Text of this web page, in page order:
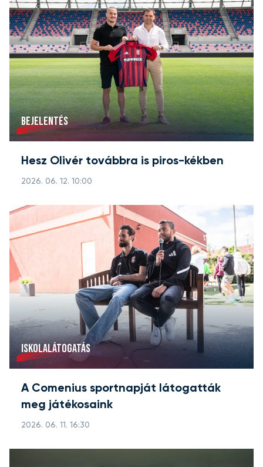
BEJELENTÉS
Hesz Olivér továbbra is piros-kékben
2026. 06. 12. 10:00
ISKOLALÁTOGATÁS
A Comenius sportnapját látogatták
meg játékosaink
2026. 06. 11. 16:30